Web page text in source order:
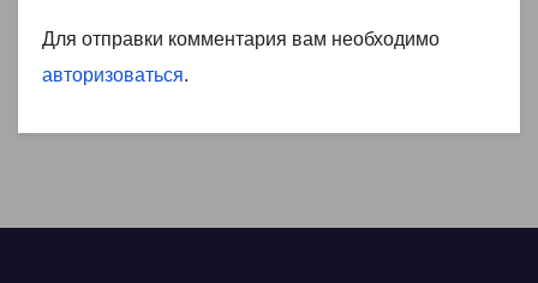
Для отправки комментария вам необходимо
авторизоваться.